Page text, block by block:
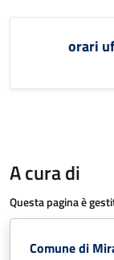
orari
A cura di
Questa pagina è
Comune di